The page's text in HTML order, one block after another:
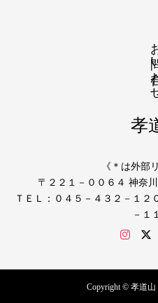
お問
孝
《＊は外部
〒２２１－００６４ 神奈
ＴＥＬ：０４５－４３２－１
－１
Copyright © 孝道山